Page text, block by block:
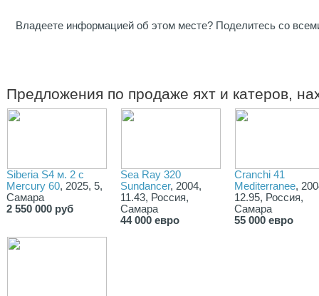
Владеете информацией об этом месте? Поделитесь со
Предложения по продаже яхт и катеров,
Siberia S4 м. 2 c
Mercury 60, 2025, 5,
Самара
2 550 000 руб
Sea Ray 320
Sundancer, 2004,
11.43, Россия,
Самара
44 000 евро
Cranchi 41
Mediterranee,
12.95, Россия,
Самара
55 000 евро